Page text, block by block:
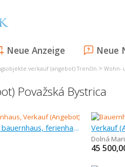
Neue Anzeige Neue
verkauf (angebot) Trenčín > Wohn-
Považská Bystrica
Verkauf (Angebot), bauernhaus, ferienhaus, 25 m
Dolná
45